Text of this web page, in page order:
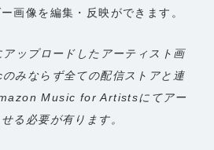
画像を編集・反映ができます。
ップロードしたアーティスト画
みならず全ての配信ストアと連
Music for Artistsにてアー
る必要が有ります。